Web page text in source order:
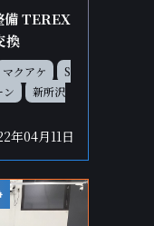
備 TEREX
換
マクアケ
S
ン
新所沢
年04月11日